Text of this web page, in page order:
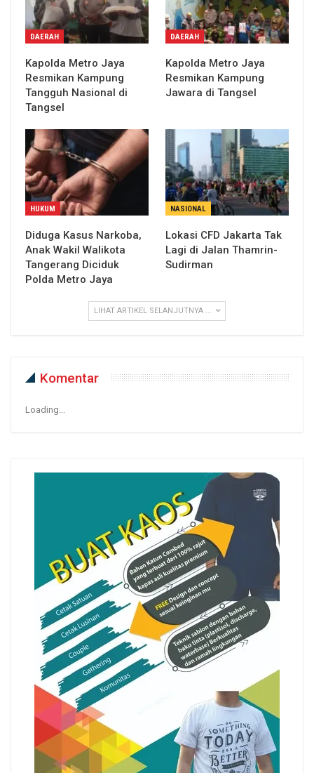
DAERAH
Kapolda Metro Jaya
Resmikan Kampung
Tangguh Nasional di
Tangsel
DAERAH
Kapolda Metro Jaya
Resmikan Kampung
Jawara di Tangsel
HUKUM
Diduga Kasus Narkoba,
Anak Wakil Walikota
Tangerang Diciduk
Polda Metro Jaya
NASIONAL
Lokasi CFD Jakarta Tak
Lagi di Jalan Thamrin-
Sudirman
LIHAT ARTIKEL SELANJUTNYA ...
Komentar
Loading...